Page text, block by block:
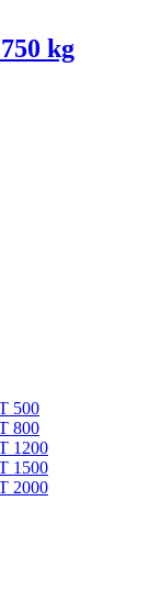
kg
500
800
1200
1500
2000